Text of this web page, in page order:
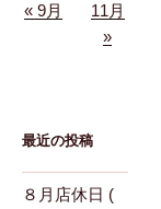
« 9月
11月
»
最近の投稿
８月店休日 (